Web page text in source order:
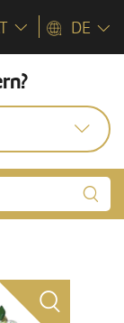
DE